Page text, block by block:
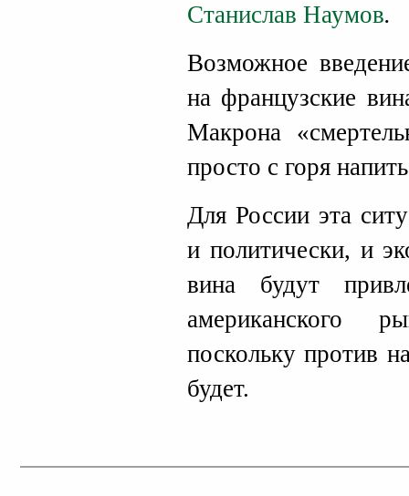
Станислав Наумов.
Возможное
на французские
Макрона
просто с горя
Для России эта
и политически, и
вина будут
американского
поскольку против
будет.